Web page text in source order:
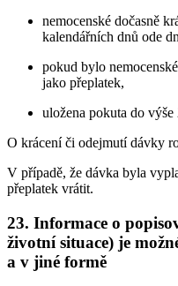
nemocenské dočasně
kalendářních dnů ode
pokud bylo
jako přeplatek,
uložena pokuta do
O krácení či odejmutí dávky
V případě, že dávka byla
přeplatek vrátit.
23. Informace o
životní situace) je
a v jiné formě